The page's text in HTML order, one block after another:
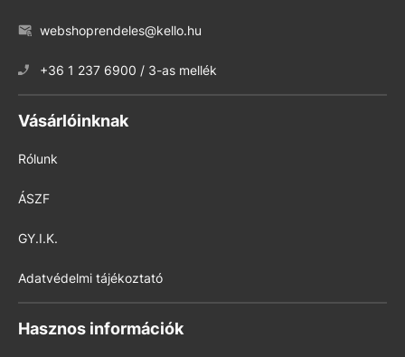
webshoprendeles@kello.hu
+36 1 237 6900 / 3-as mellék
Vásárlóinknak
Rólunk
ÁSZF
GY.I.K.
Adatvédelmi tájékoztató
Hasznos információk